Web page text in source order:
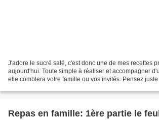
J'adore le sucré salé, c'est donc une de mes recettes
aujourd'hui. Toute simple à réaliser et accompagner
elle comblera votre famille ou vos invités. Pensez
Repas en famille: 1ère partie le